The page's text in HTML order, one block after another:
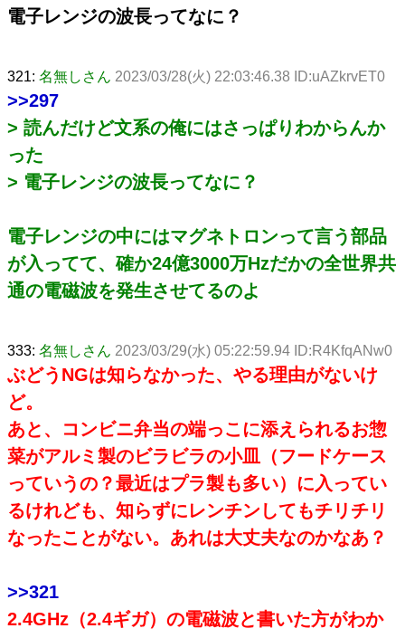
電子レンジの波長ってなに？
321: 名無しさん 2023/03/28(火) 22:03:46.38 ID:uAZkrvET0
>>297
> 読んだけど文系の俺にはさっぱりわからんか
った
> 電子レンジの波長ってなに？
電子レンジの中にはマグネトロンって言う部品
が入ってて、確か24億3000万Hzだかの全世界共
通の電磁波を発生させてるのよ
333: 名無しさん 2023/03/29(水) 05:22:59.94 ID:R4KfqANw0
ぶどうNGは知らなかった、やる理由がないけ
ど。
あと、コンビニ弁当の端っこに添えられるお惣
菜がアルミ製のビラビラの小皿（フードケース
っていうの？最近はプラ製も多い）に入ってい
るけれども、知らずにレンチンしてもチリチリ
なったことがない。あれは大丈夫なのかなあ？
>>321
2.4GHz（2.4ギガ）の電磁波と書いた方がわか